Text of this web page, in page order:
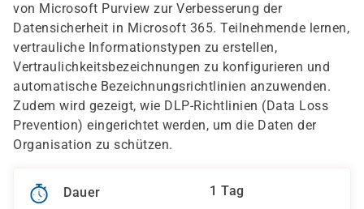
von Microsoft Purview zur Verbesserung der
Datensicherheit in Microsoft 365. Teilnehmende lernen,
vertrauliche Informationstypen zu erstellen,
Vertraulichkeitsbezeichnungen zu konfigurieren und
automatische Bezeichnungsrichtlinien anzuwenden.
Zudem wird gezeigt, wie DLP-Richtlinien (Data Loss
Prevention) eingerichtet werden, um die Daten der
Organisation zu schützen.
Dauer 1 Tag